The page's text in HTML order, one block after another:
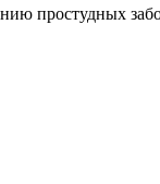
простудных